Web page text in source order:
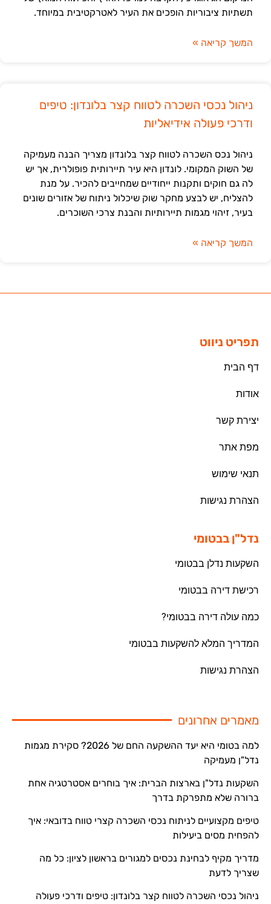
תשתיות ציבוריות הופכים את העיר לאטרקטיבית במיוחד.
המשך קריאה »
ניהול נכסי השכרה לטווח קצר בלונדון: טיפים
ודרכי פעולה אידיאליות
ניהול נכס השכרה לטווח קצר בלונדון מצריך הבנה מעמיקה
של השוק המקומי. לונדון היא עיר תיירותית פופולרית, אך יש
לה גם חוקים ותקנות ייחודיים שמחייבים להכיר. על מנת
להצליח, יש לבצע מחקר שוק שיכלול ניתוח של אזורים שונים
בעיר, זיהוי מגמות תיירותיות והבנת צרכי השוכרים.
המשך קריאה »
תפריט ניווט
דף הבית
אודות
יצירת קשר
מפת אתר
תנאי שימוש
הצהרת נגישות
נדל"ן בבטומי
השקעות נדלן בבטומי
רכישת דירה בבטומי
כמה עולה דירה בבטומי?
המדריך המלא להשקעות בבטומי
הצהרת נגישות
מאמרים אחרונים
למה בטומי היא יעד ההשקעה החם של 2026? סקירת מגמות
נדל"ן מעמיקה
השקעות נדל"ן בארצות הברית: איך בוחרים אסטרטגיה אחת
ברורה שלא מתפרקת בדרך
טיפים מקצועיים לניתוח נכסי השכרה קצרי טווח בדובאי: איך
להפחית מסים ביעילות
מדריך מקיף לבחינת נכסים למגורים בראשון לציון: כל מה
שצריך לדעת
ניהול נכסי השכרה לטווח קצר בלונדון: טיפים ודרכי פעולה